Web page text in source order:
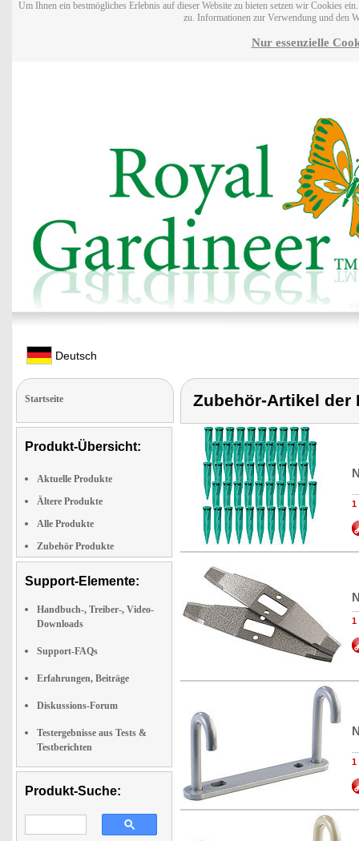
Um Ihnen ein bestmögliches Erlebnis auf dieser Website zu bieten setzen wir Cookies
zu. Informationen zur Verwendung und den
Nur essenzielle
Deutsch
Startseite
Produkt-Übersicht:
Aktuelle Produkte
Ältere Produkte
Alle Produkte
Zubehör Produkte
Support-Elemente:
Handbuch-, Treiber-, Video-
Downloads
Support-FAQs
Erfahrungen, Beiträge
Diskussions-Forum
Testergebnisse aus Tests &
Testberichten
Produkt-Suche:
Zubehör-Artikel der
1
1
1